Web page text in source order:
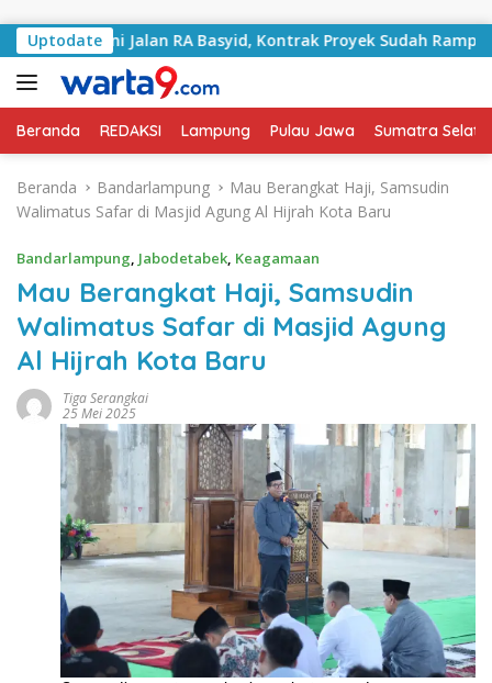
Uptodate
Jalan RA Basyid, Kontrak Proyek Sudah Rampung
Beranda REDAKSI Lampung Pulau Jawa Sumatra
Beranda Bandarlampung
Mau Berangkat Haji, Samsudin
Walimatus Safar di Masjid Agung Al Hijrah Kota Baru
Bandarlampung, Jabodetabek, Keagamaan
Mau Berangkat Haji, Samsudin
Walimatus Safar di Masjid Agung
Al Hijrah Kota Baru
Tiga Serangkai
25 Mei 2025